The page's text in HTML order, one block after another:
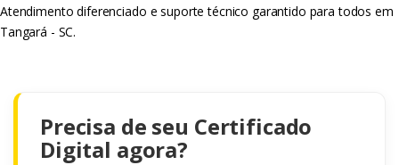
Atendimento diferenciado e suporte técnico garantido para todos em
Tangará - SC.
Precisa de seu Certificado
Digital agora?